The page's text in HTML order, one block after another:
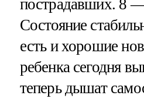
пострадавших. 8
Состояние
есть и хорошие
ребенка сегодня
теперь дышат